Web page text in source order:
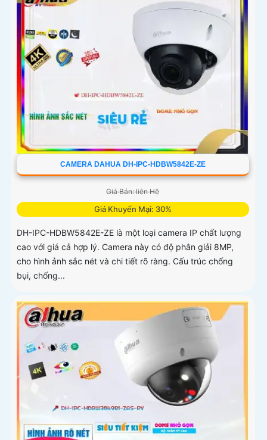
CAMERA DAHUA DH-IPC-HDBW5842E-ZE
Giá Bán: liên Hệ
Giá Khuyến Mại: 30%
DH-IPC-HDBW5842E-ZE là một loại camera IP chất lượng
cao với giá cả hợp lý. Camera này có độ phân giải 8MP,
cho hình ảnh sắc nét và chi tiết rõ ràng. Cấu trúc chống
bụi, chống...